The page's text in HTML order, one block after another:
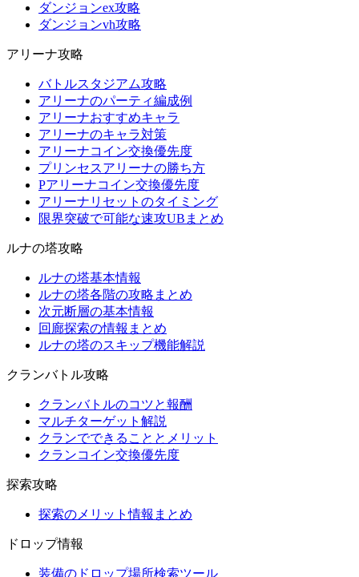
ダンジョンex攻略
ダンジョンvh攻略
アリーナ攻略
バトルスタジアム攻略
アリーナのパーティ編成例
アリーナおすすめキャラ
アリーナのキャラ対策
アリーナコイン交換優先度
プリンセスアリーナの勝ち方
Pアリーナコイン交換優先度
アリーナリセットのタイミング
限界突破で可能な速攻UBまとめ
ルナの塔攻略
ルナの塔基本情報
ルナの塔各階の攻略まとめ
次元断層の基本情報
回廊探索の情報まとめ
ルナの塔のスキップ機能解説
クランバトル攻略
クランバトルのコツと報酬
マルチターゲット解説
クランでできることとメリット
クランコイン交換優先度
探索攻略
探索のメリット情報まとめ
ドロップ情報
装備のドロップ場所検索ツール